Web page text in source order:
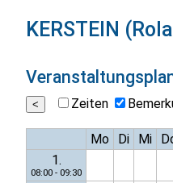
KERSTEIN
Zeiten
Mo Di Mi
1.
08:00 - 09:30